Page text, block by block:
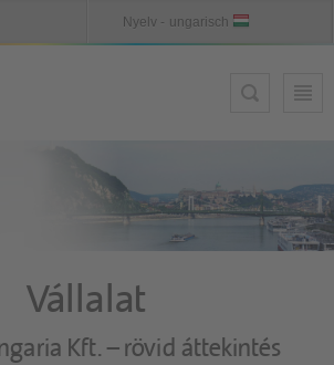
Vállalat
Kft. – rövid áttekintés